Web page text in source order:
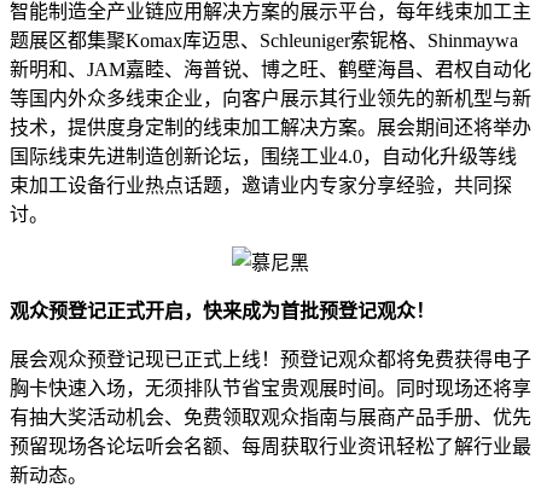
智能制造全产业链应用解决方案的展示平台，每年线束加工主
题展区都集聚Komax库迈思、Schleuniger索铌格、Shinmaywa
新明和、JAM嘉睦、海普锐、博之旺、鹤壁海昌、君权自动化
等国内外众多线束企业，向客户展示其行业领先的新机型与新
技术，提供度身定制的线束加工解决方案。展会期间还将举办
国际线束先进制造创新论坛，围绕工业4.0，自动化升级等线
束加工设备行业热点话题，邀请业内专家分享经验，共同探
讨。
观众预登记正式开启，快来成为首批预登记观众！
展会观众预登记现已正式上线！预登记观众都将免费获得电子
胸卡快速入场，无须排队节省宝贵观展时间。同时现场还将享
有抽大奖活动机会、免费领取观众指南与展商产品手册、优先
预留现场各论坛听会名额、每周获取行业资讯轻松了解行业最
新动态。